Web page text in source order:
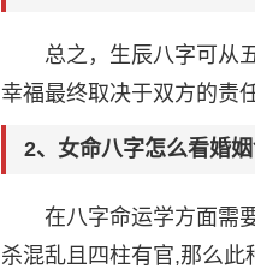
总之，生辰八字可从
幸福最终取决于双方的责
2、女命八字怎么看婚姻
在八字命运学方面需
杀混乱且四柱有官,那么